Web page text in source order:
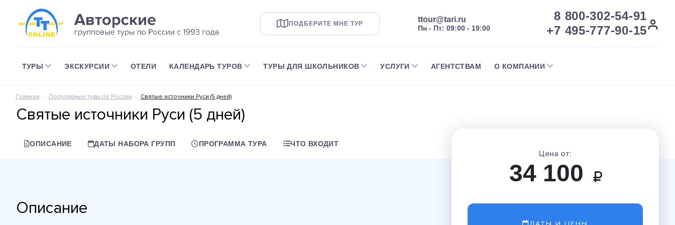
ПОДБЕРИТЕ МНЕ ТУР ttour@tari.ru
Пн - Пт: 09:00 - 19:00
8 800-302-54-91
+7 495-777-90-15
ТУРЫ ЭКСКУРСИИ ОТЕЛИ КАЛЕНДАРЬ ТУРОВ ТУРЫ ДЛЯ ШКОЛЬНИКОВ УСЛУГИ АГЕНТСТВАМ О КОМПАНИИ
Главная Популярные туры по России Святые источники Руси (5 дней)
Святые источники Руси (5 дней)
Цена от:
34 100
ОПИСАНИЕ ДАТЫ НАБОРА ГРУПП ПРОГРАММА ТУРА ЧТО ВХОДИТ
Описание